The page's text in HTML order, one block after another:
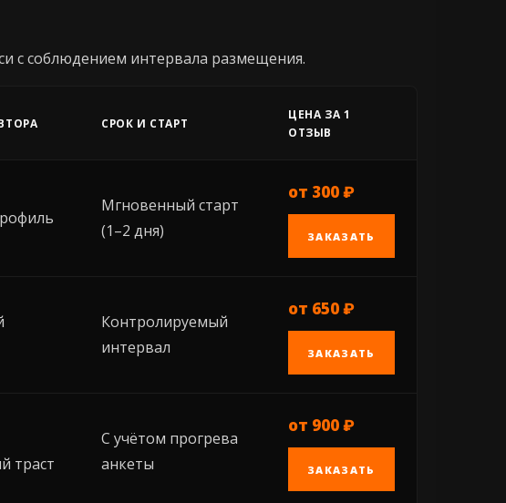
с соблюдением интервала размещения.
СРОК И СТАРТ
ЦЕНА ЗА 1
ОТЗЫВ
Мгновенный старт
(1–2 дня)
от 300 ₽
ЗАКАЗАТЬ
Контролируемый
интервал
от 650 ₽
ЗАКАЗАТЬ
траст
С учётом прогрева
анкеты
от 900 ₽
ЗАКАЗАТЬ